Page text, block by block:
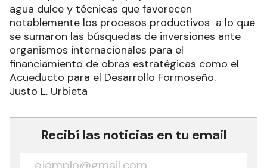
agua dulce y técnicas que favorecen
notablemente los procesos productivos a lo que
se sumaron las búsquedas de inversiones ante
organismos internacionales para el
financiamiento de obras estratégicas como el
Acueducto para el Desarrollo Formoseño.
Justo L. Urbieta
Recibí las noticias en tu email